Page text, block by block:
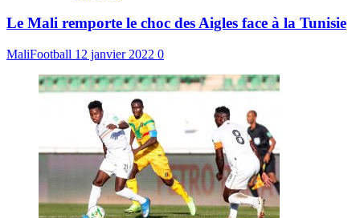
Le Mali remporte le choc des Aigles face à la Tunisie
MaliFootball 12 janvier 2022 0